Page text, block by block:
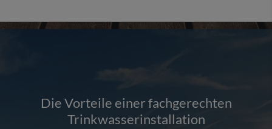
Die Vorteile einer fachgerechten
Trinkwasserinstallation